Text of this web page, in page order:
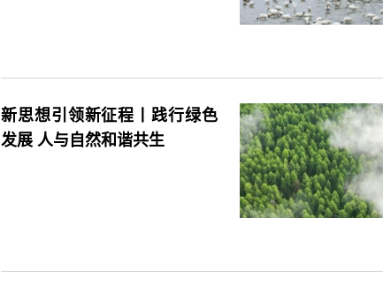
新思想引领新征程丨践行绿色
发展 人与自然和谐共生